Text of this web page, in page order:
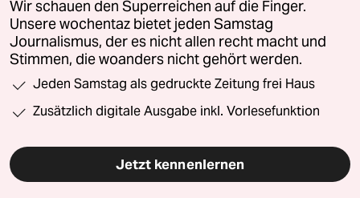
Wir schauen den Superreichen auf die Finger.
Unsere wochentaz bietet jeden Samstag
Journalismus, der es nicht allen recht macht und
Stimmen, die woanders nicht gehört werden.
Jeden Samstag als gedruckte Zeitung frei Haus
Zusätzlich digitale Ausgabe inkl. Vorlesefunktion
Jetzt kennenlernen